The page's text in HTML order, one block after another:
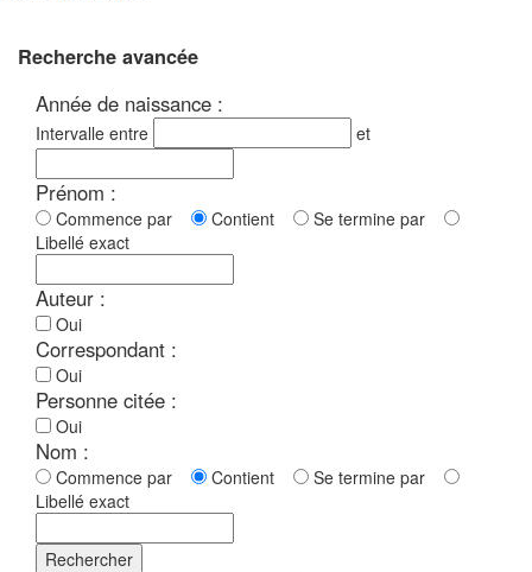
Recherche avancée
Année de naissance :
Intervalle entre et
Prénom :
Commence par Contient
Se termine par
Libellé exact
Auteur :
Oui
Correspondant :
Oui
Personne citée :
Oui
Nom :
Commence par Contient
Se termine par
Libellé exact
Rechercher